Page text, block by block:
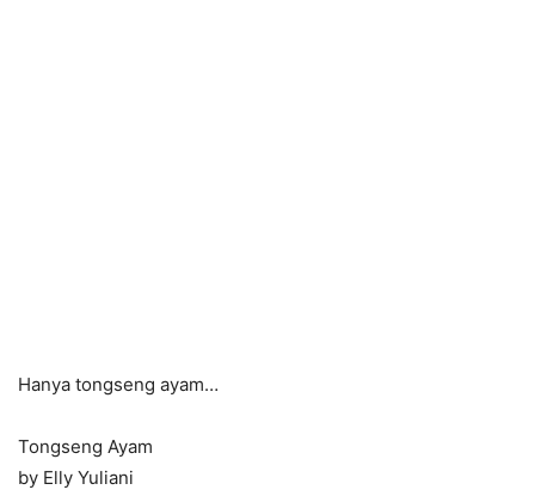
Hanya tongseng ayam…
Tongseng Ayam
by Elly Yuliani